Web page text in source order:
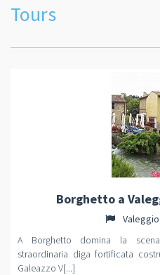
Tours
Borghetto a
A Borghetto domina la
straordinaria diga fortificata
Galeazzo V[...]